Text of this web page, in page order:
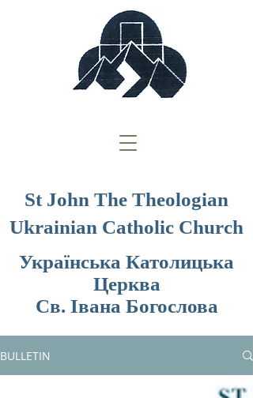
St John The Theologian
Ukrainian Catholic Church
Українська Католицька
Церква
Св. Івана Богослова
BULLETIN